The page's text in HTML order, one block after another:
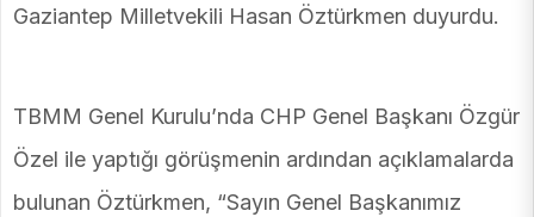
Gaziantep Milletvekili Hasan Öztürkmen duyurdu.
TBMM Genel Kurulu’nda CHP Genel Başkanı Özgür
Özel ile yaptığı görüşmenin ardından açıklamalarda
bulunan Öztürkmen, “Sayın Genel Başkanımız